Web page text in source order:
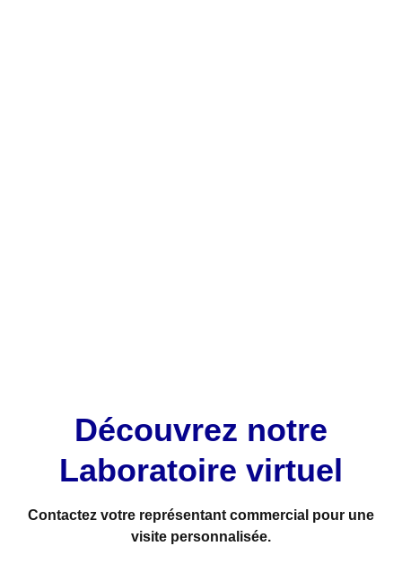
Découvrez notre
Laboratoire virtuel
Contactez votre représentant commercial pour une
visite personnalisée.